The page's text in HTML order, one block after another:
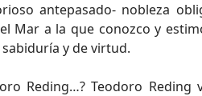
antepasado- nobleza
Mar a la que conozco y
y de virtud.
Reding…? Teodoro